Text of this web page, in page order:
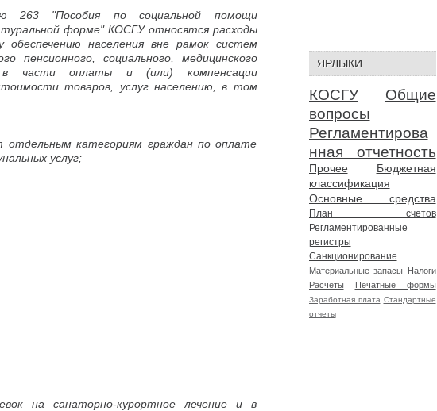
263 "Пособия по социальной помощи
форме" КОСГУ относятся расходы
обеспечению населения вне рамок систем
пенсионного, социального, медицинского
в части оплаты и (или) компенсации
товаров, услуг населению, в том
отдельным категориям граждан по оплате
услуг;
на санаторно-курортное лечение и в
ЯРЛЫКИ
КОСГУ
Общие
вопросы
Регламентирова
нная отчетность
Прочее
Бюджетная
классификация
Основные средства
План счетов
Регламентированные
регистры
Санкционирование
Материальные запасы Налоги
Расчеты
Печатные формы
Заработная плата Стандартные
отчеты